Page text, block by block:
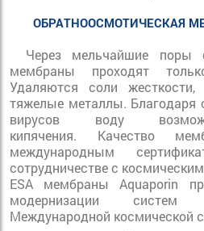
ОБРАТНООСМОТИЧЕСКАЯ
Через мельчайшие поры
мембраны проходят
Удаляются соли
тяжелые металлы. Благодаря
вирусов воду
кипячения. Качество
международным
сотрудничестве с
ESA мембраны Aquaporin
модернизации систем
Международной космической